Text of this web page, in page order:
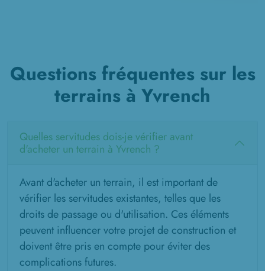
Questions fréquentes sur les
terrains à Yvrench
Quelles servitudes dois-je vérifier avant
d'acheter un terrain à Yvrench ?
Avant d'acheter un terrain, il est important de
vérifier les servitudes existantes, telles que les
droits de passage ou d'utilisation. Ces éléments
peuvent influencer votre projet de construction et
doivent être pris en compte pour éviter des
complications futures.